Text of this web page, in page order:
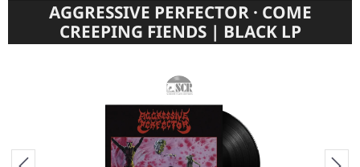
AGGRESSIVE PERFECTOR · COME
CREEPING FIENDS | BLACK LP